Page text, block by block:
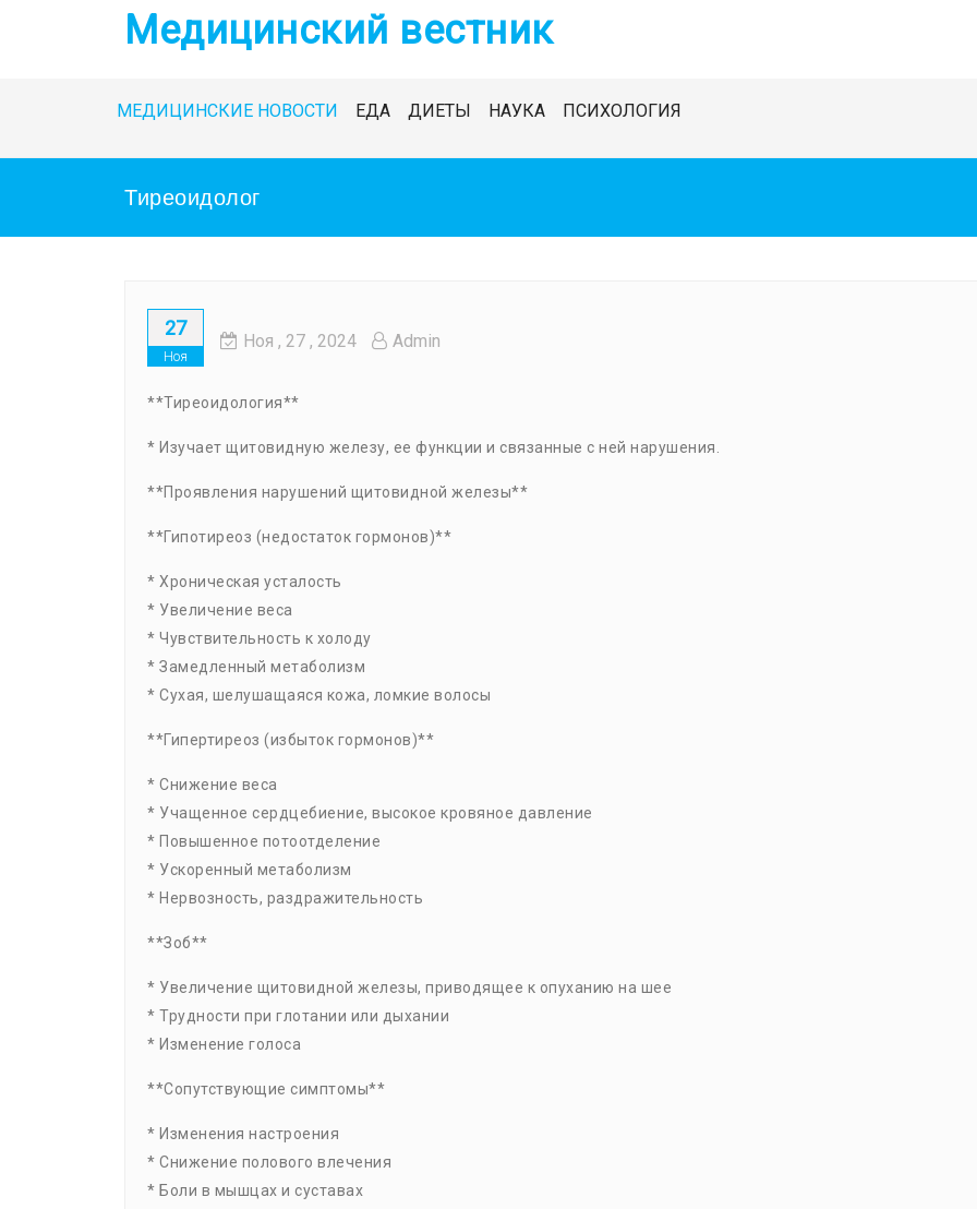
Медицинский вестник
МЕДИЦИНСКИЕ НОВОСТИ ЕДА ДИЕТЫ НАУКА ПСИХОЛОГИЯ
Тиреоидолог
27
Ноя
Ноя , 27 , 2024 Admin
**Тиреоидология**
* Изучает щитовидную железу, ее функции и связанные с ней нарушения.
**Проявления нарушений щитовидной железы**
**Гипотиреоз (недостаток гормонов)**
* Хроническая усталость
* Увеличение веса
* Чувствительность к холоду
* Замедленный метаболизм
* Сухая, шелушащаяся кожа, ломкие волосы
**Гипертиреоз (избыток гормонов)**
* Снижение веса
* Учащенное сердцебиение, высокое кровяное давление
* Повышенное потоотделение
* Ускоренный метаболизм
* Нервозность, раздражительность
**Зоб**
* Увеличение щитовидной железы, приводящее к опуханию на шее
* Трудности при глотании или дыхании
* Изменение голоса
**Сопутствующие симптомы**
* Изменения настроения
* Снижение полового влечения
* Боли в мышцах и суставах